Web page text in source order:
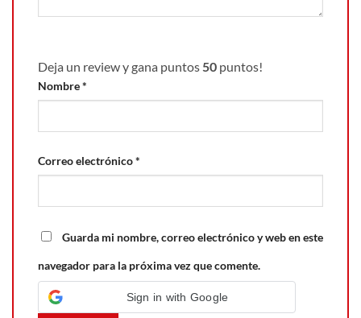
Deja un review y gana puntos50 puntos!
Nombre*
Correo electrónico*
Guarda mi nombre, correo electrónico y web en este
navegador para la próxima vez que comente.
Sign in with Google